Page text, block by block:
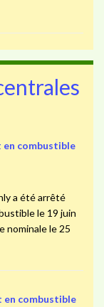
combustible
a été arrêté
le 19 juin
nominale le 25
combustible